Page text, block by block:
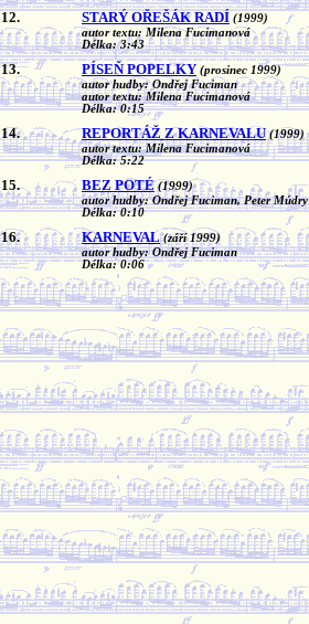
12. STARÝ OŘEŠÁK RADÍ (1999)
autor textu: Milena Fucimanová
Délka: 3:43
13. PÍSEŇ POPELKY (prosinec 1999)
autor hudby: Ondřej Fuciman
autor textu: Milena Fucimanová
Délka: 0:15
14. REPORTÁŽ Z KARNEVALU (1999)
autor textu: Milena Fucimanová
Délka: 5:22
15. BEZ POTÉ (1999)
autor hudby: Ondřej Fuciman, Peter Múdry
Délka: 0:10
16. KARNEVAL (září 1999)
autor hudby: Ondřej Fuciman
Délka: 0:06